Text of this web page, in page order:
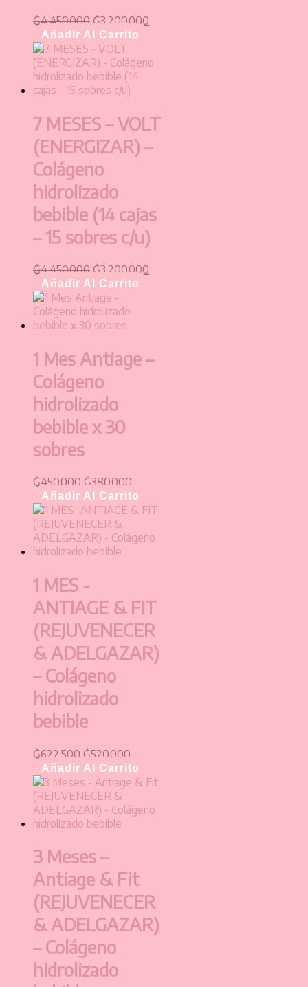
₲4.450.000 ₲3.200.000
Añadir Al Carrito
7 MESES – VOLT
(ENERGIZAR) –
Colágeno
hidrolizado
bebible (14 cajas
– 15 sobres c/u)
₲4.450.000 ₲3.200.000
Añadir Al Carrito
1 Mes Antiage –
Colágeno
hidrolizado
bebible x 30
sobres
₲450.000 ₲380.000
Añadir Al Carrito
1 MES -
ANTIAGE & FIT
(REJUVENECER
& ADELGAZAR)
– Colágeno
hidrolizado
bebible
₲622.500 ₲520.000
Añadir Al Carrito
3 Meses –
Antiage & Fit
(REJUVENECER
& ADELGAZAR)
– Colágeno
hidrolizado